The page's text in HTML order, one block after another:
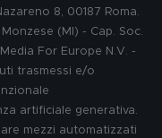
8, 00187 Roma.
(MI) - Cap. Soc.
For Europe N.V. -
trasmessi e/o
artificiale generativa.
mezzi automatizzati